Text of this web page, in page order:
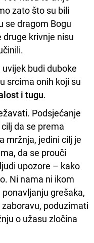
zato što su bili
se dragom Bogu
krivnje nisu
budi duboke
srcima onih koji su
i tugu.
Podsjećanje
da se prema
mržnja, jedini cilj je
da se prouči
upozore – kako
Ni nama ni ikom
grešaka,
poduzimati
o užasu zločina